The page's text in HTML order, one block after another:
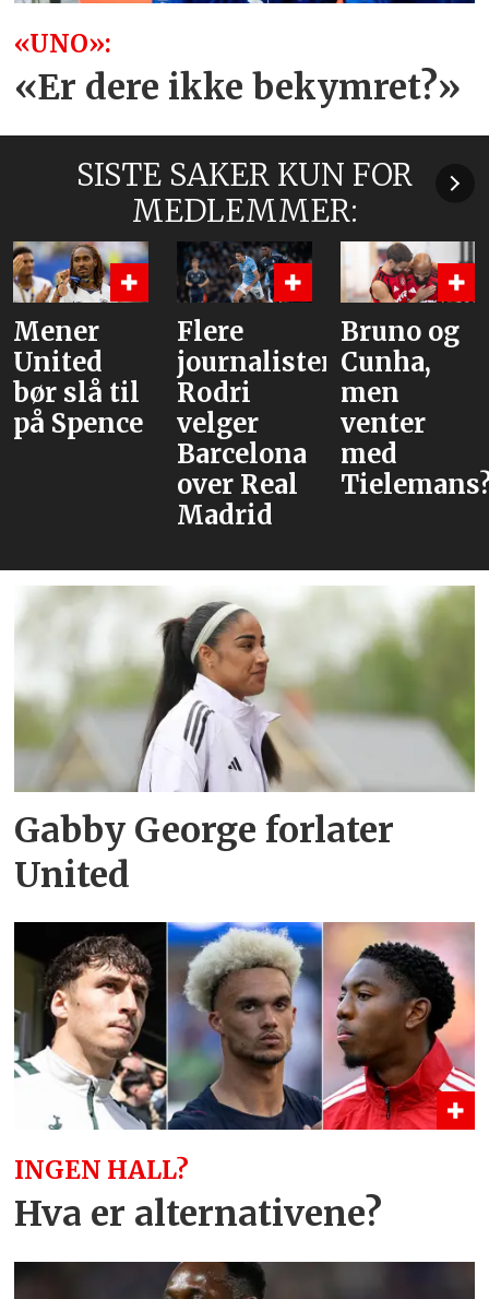
«UNO»:
«Er dere ikke bekymret?»
SISTE SAKER KUN FOR
MEDLEMMER:
slå til
Spence
Flere
journalister:
Rodri
velger
Barcelona
over Real
Madrid
Bruno og
Cunha,
men
venter
med
Tielemans?
Gabby George forlater
United
INGEN HALL?
Hva er alternativene?